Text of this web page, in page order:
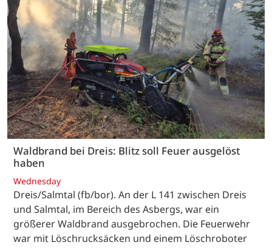
Waldbrand bei Dreis: Blitz soll Feuer ausgelöst
haben
Wednesday
Dreis/Salmtal (fb/bor). An der L 141 zwischen Dreis
und Salmtal, im Bereich des Asbergs, war ein
größerer Waldbrand ausgebrochen. Die Feuerwehr
war mit Löschrucksäcken und einem Löschroboter